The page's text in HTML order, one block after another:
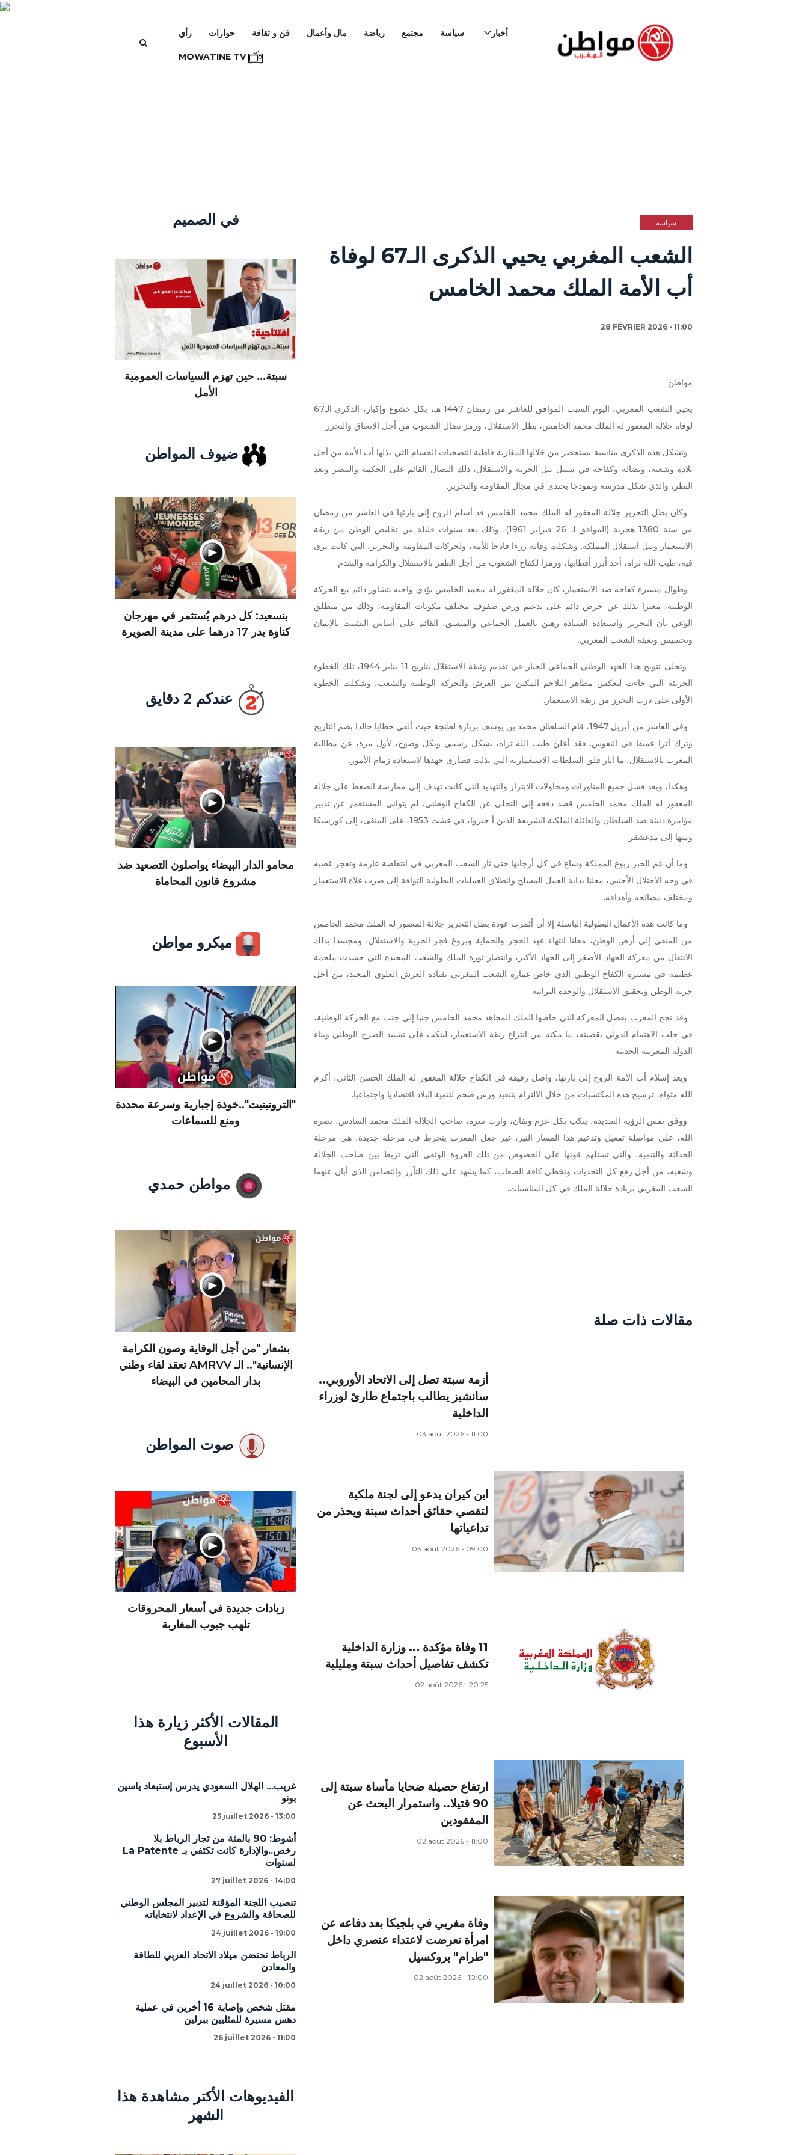
أخبار سياسة مجتمع رياضة مال وأعمال فن و ثقافة حوارات رأي
MOWATINE TV
سياسة
الشعب المغربي يحيي الذكرى الـ67 لوفاة
أب الأمة الملك محمد الخامس
28 FÉVRIER 2026 - 11:00
مواطن
يحيي الشعب المغربي، اليوم السبت الموافق للعاشر من رمضان 1447 هـ، بكل خشوع وإكبار، الذكرى الـ67
لوفاة جلالة المغفور له الملك محمد الخامس، بطل الاستقلال، ورمز نضال الشعوب من أجل الانعتاق والتحرر.
وتشكل هذه الذكرى مناسبة يستحضر من خلالها المغاربة قاطبة التضحيات الجسام التي بذلها أب الأمة من أجل
بلاده وشعبه، ونضاله وكفاحه في سبيل نيل الحرية والاستقلال، ذلك النضال القائم على الحكمة والتبصر وبعد
النظر، والذي شكل مدرسة ونموذجا يحتذى في مجال المقاومة والتحرير.
وكان بطل التحرير جلالة المغفور له الملك محمد الخامس قد أسلم الروح إلى بارئها في العاشر من رمضان
من سنة 1380 هجرية (الموافق لـ 26 فبراير 1961)، وذلك بعد سنوات قليلة من تخليص الوطن من ربقة
الاستعمار ونيل استقلال المملكة. وشكلت وفاته رزءا فادحا للأمة، ولحركات المقاومة والتحرير، التي كانت ترى
فيه، طيب الله ثراه، أحد أبرز أقطابها، ورمزا لكفاح الشعوب من أجل الظفر بالاستقلال والكرامة والتقدم.
وطوال مسيرة كفاحه ضد الاستعمار، كان جلالة المغفور له محمد الخامس يؤدي واجبه بتشاور دائم مع الحركة
الوطنية، معبرا بذلك عن حرص دائم على تدعيم ورص صفوف مختلف مكونات المقاومة، وذلك من منطلق
الوعي بأن التحرير واستعادة السيادة رهين بالعمل الجماعي والمنسق، القائم على أساس التشبث بالإيمان
وتحسيس وتعبئة الشعب المغربي.
وتجلى تتويج هذا الجهد الوطني الجماعي الجبار في تقديم وثيقة الاستقلال بتاريخ 11 يناير 1944، تلك الخطوة
الجريئة التي جاءت لتعكس مظاهر التلاحم المكين بين العرش والحركة الوطنية والشعب، وشكلت الخطوة
الأولى على درب التحرر من ربقة الاستعمار.
وفي العاشر من أبريل 1947، قام السلطان محمد بن يوسف بزيارة لطنجة حيث ألقى خطابا خالدا بصم التاريخ
وترك أثرا عميقا في النفوس. فقد أعلن طيب الله ثراه، بشكل رسمي وبكل وضوح، لأول مرة، عن مطالبة
المغرب بالاستقلال، ما أثار قلق السلطات الاستعمارية التي بذلت قصارى جهدها لاستعادة زمام الأمور.
وهكذا، وبعد فشل جميع المناورات ومحاولات الابتزاز والتهديد التي كانت تهدف إلى ممارسة الضغط على جلالة
المغفور له الملك محمد الخامس قصد دفعه إلى التخلي عن الكفاح الوطني، لم يتوانى المستعمر عن تدبير
مؤامرة دنيئة ضد السلطان والعائلة الملكية الشريفة الذين أ جبروا، في غشت 1953، على المنفى، إلى كورسيكا
ومنها إلى مدغشقر.
وما أن عم الخبر ربوع المملكة وشاع في كل أرجائها حتى ثار الشعب المغربي في انتفاضة عارمة وتفجر غضبه
في وجه الاحتلال الأجنبي، معلنا بداية العمل المسلح وانطلاق العمليات البطولية التواقة إلى ضرب غلاة الاستعمار
ومختلف مصالحه وأهدافه.
وما كانت هذه الأعمال البطولية الباسلة إلا أن أثمرت عودة بطل التحرير جلالة المغفور له الملك محمد الخامس
من المنفى إلى أرض الوطن، معلنا انتهاء عهد الحجر والحماية وبزوغ فجر الحرية والاستقلال، ومجسدا بذلك
الانتقال من معركة الجهاد الأصغر إلى الجهاد الأكبر، وانتصار ثورة الملك والشعب المجيدة التي جسدت ملحمة
عظيمة في مسيرة الكفاح الوطني الذي خاض غماره الشعب المغربي بقيادة العرش العلوي المجيد، من أجل
حرية الوطن وتحقيق الاستقلال والوحدة الترابية.
وقد نجح المغرب بفضل المعركة التي خاضها الملك المجاهد محمد الخامس جنبا إلى جنب مع الحركة الوطنية،
في جلب الاهتمام الدولي بقضيته، ما مكنه من انتزاع ربقة الاستعمار، لينكب على تشييد الصرح الوطني وبناء
الدولة المغربية الحديثة.
وبعد إسلام أب الأمة الروح إلى بارئها، واصل رفيقه في الكفاح جلالة المغفور له الملك الحسن الثاني، أكرم
الله مثواه، ترسيخ هذه المكتسبات من خلال الالتزام بتنفيذ ورش ضخم لتنمية البلاد اقتصاديا واجتماعيا.
ووفق نفس الرؤية السديدة، ينكب بكل عزم وتفان، وارث سره، صاحب الجلالة الملك محمد السادس، نصره
الله، على مواصلة تفعيل وتدعيم هذا المسار النير، عبر جعل المغرب ينخرط في مرحلة جديدة، هي مرحلة
الحداثة والتنمية، والتي تستلهم قوتها على الخصوص من تلك العروة الوثقى التي تربط بين صاحب الجلالة
وشعبه، من أجل رفع كل التحديات وتخطي كافة الصعاب، كما يشهد على ذلك التآزر والتضامن الذي أبان عنهما
الشعب المغربي بريادة جلالة الملك في كل المناسبات.
مقالات ذات صلة
أزمة سبتة تصل إلى الاتحاد الأوروبي..
سانشيز يطالب باجتماع طارئ لوزراء
الداخلية
03 août 2026 - 11:00
ابن كيران يدعو إلى لجنة ملكية
لتقصي حقائق أحداث سبتة ويحذر من
تداعياتها
03 août 2026 - 09:00
11 وفاة مؤكدة ... وزارة الداخلية
تكشف تفاصيل أحداث سبتة ومليلية
02 août 2026 - 20:25
ارتفاع حصيلة ضحايا مأساة سبتة إلى
90 قتيلا.. واستمرار البحث عن
المفقودين
02 août 2026 - 11:00
وفاة مغربي في بلجيكا بعد دفاعه عن
امرأة تعرضت لاعتداء عنصري داخل
"طرام" بروكسيل
02 août 2026 - 10:00
في الصميم
سبتة... حين تهزم السياسات العمومية
الأمل
ضيوف المواطن
بنسعيد: كل درهم يُستثمر في مهرجان
كناوة يدر 17 درهما على مدينة الصويرة
عندكم 2 دقايق
محامو الدار البيضاء يواصلون التصعيد ضد
مشروع قانون المحاماة
ميكرو مواطن
"التروتينيت"..خوذة إجبارية وسرعة محددة
ومنع للسماعات
مواطن حمدي
بشعار "من أجل الوقاية وصون الكرامة
الإنسانية".. الـ AMRVV تعقد لقاء وطني
بدار المحامين في البيضاء
صوت المواطن
زيادات جديدة في أسعار المحروقات
تلهب جيوب المغاربة
المقالات الأكثر زيارة هذا
الأسبوع
غريب... الهلال السعودي يدرس إستبعاد ياسين
بونو
25 juillet 2026 - 13:00
أشوط: 90 بالمئة من تجار الرباط بلا
رخص..والإدارة كانت تكتفي بـ La Patente
لسنوات
27 juillet 2026 - 14:00
تنصيب اللجنة المؤقتة لتدبير المجلس الوطني
للصحافة والشروع في الإعداد لانتخاباته
24 juillet 2026 - 19:00
الرباط تحتضن ميلاد الاتحاد العربي للطاقة
والمعادن
24 juillet 2026 - 10:00
مقتل شخص وإصابة 16 أخرين في عملية
دهس مسيرة للمثليين ببرلين
26 juillet 2026 - 11:00
الفيديوهات الأكتر مشاهدة هذا
الشهر